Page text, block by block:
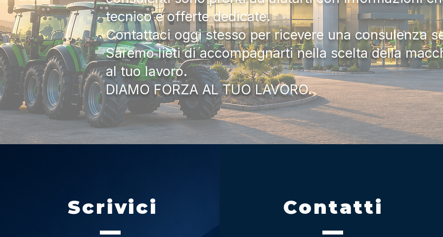
tecnico e offerte dedicate.
Contattaci oggi stesso per ricevere una consulenza
Saremo lieti di accompagnarti nella scelta della
al tuo lavoro.
DIAMO FORZA AL TUO LAVORO.
Scrivici Contatti